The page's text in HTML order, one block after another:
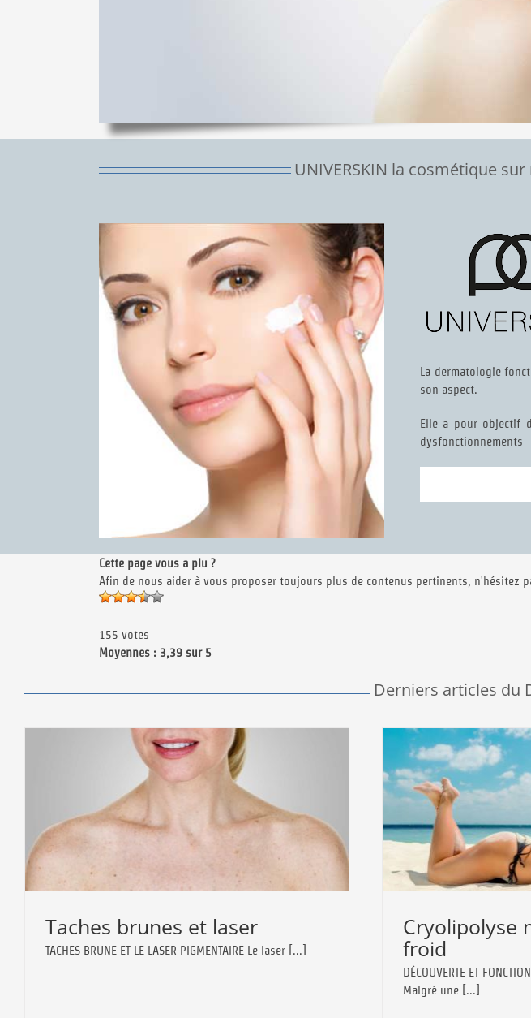
UNIVERSKIN la cosmétique
La dermatologie
son aspect.
Elle a pour objectif
dysfonctionnements
Cette page vous a plu ?
Afin de nous aider à vous proposer toujours plus de contenus pertinents, n'hésitez
155 votes
Moyennes : 3,39 sur 5
Derniers articles du
Taches brunes et laser
TACHES BRUNE ET LE LASER PIGMENTAIRE Le laser [...]
Cryolipolyse
froid
DÉCOUVERTE ET
Malgré une [...]